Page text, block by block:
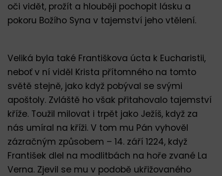
oči vidět, prožít a hlouběji pochopit lásku a
pokoru Božího Syna v tajemství jeho vtělení.
Veliká byla také Františkova úcta k Eucharistii,
neboť v ní viděl Krista přítomného na tomto
světě stejně, jako když pobýval se svými
apoštoly. Zvláště ho však přitahovalo tajemství
kříže. Toužil milovat i trpět jako Ježíš, když za
nás umíral na kříži. V tom mu Pán vyhověl
zázračným způsobem – 14. září 1224, když
František dlel na modlitbách na hoře zvané La
Verna. Zjevil se mu v podobě ukřižovaného